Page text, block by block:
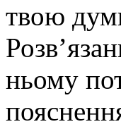
твою
ньому